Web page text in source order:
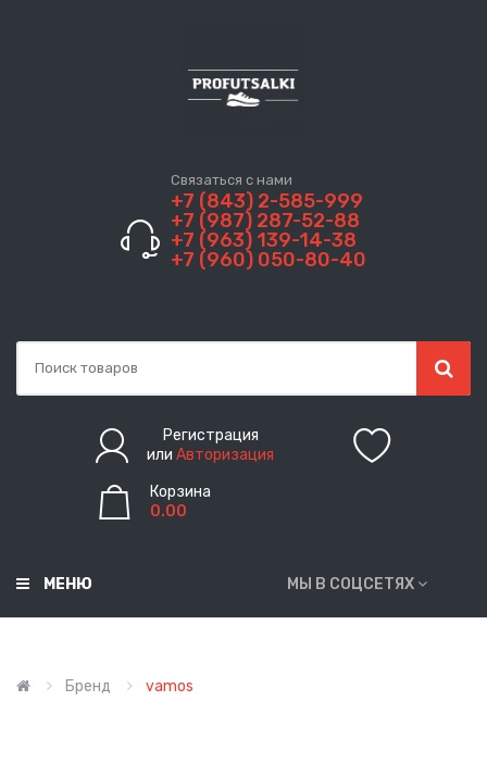
Связаться с нами
+7 (843) 2-585-999
+7 (987) 287-52-88
+7 (963) 139-14-38
+7 (960) 050-80-40
Регистрация
или Авторизация
Корзина
0.00
МЫ В СОЦСЕТЯХ
МЕНЮ
Бренд vamos